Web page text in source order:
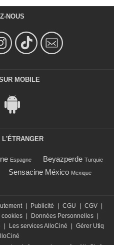
NOUS
MOBILE
Espagne Beyazperde Turquie
Sensacine México Mexique
Publicité CGU CGV
cookies Données Personnelles
Les services AlloCiné
Gérer Utiq